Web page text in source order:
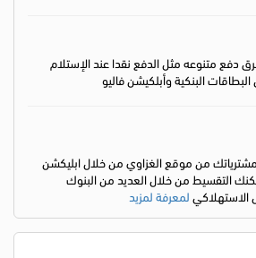
دفع متنوعه مثل الدفع نقدا عند الإستلام
البنكية وأبلكيشن فاليو
من موقع الغزاوي من خلال ابليكشن
التقسيط من خلال العديد من البنوك
الاستهلاكيلمعرفة لمزيد